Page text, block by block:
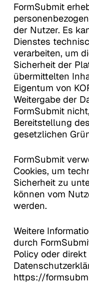
FormSubmit
der Nutzer. Es
Dienstes
verarbeiten, um
Sicherheit der
übermittelten
Eigentum von
Weitergabe der
FormSubmit
Bereitstellung
gesetzlichen
FormSubmit
Cookies, um
Sicherheit zu
können vom
werden.
Weitere
durch
Policy oder
https://